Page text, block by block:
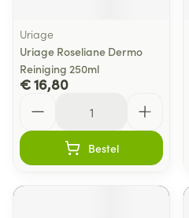
Uriage
Uriage Roseliane Dermo
Reiniging 250ml
€ 16,80
Bestel